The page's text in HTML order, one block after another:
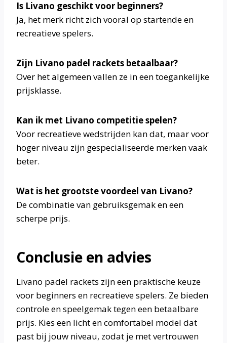
Is Livano geschikt voor beginners?
Ja, het merk richt zich vooral op startende en
recreatieve spelers.
Zijn Livano padel rackets betaalbaar?
Over het algemeen vallen ze in een toegankelijke
prijsklasse.
Kan ik met Livano competitie spelen?
Voor recreatieve wedstrijden kan dat, maar voor
hoger niveau zijn gespecialiseerde merken vaak
beter.
Wat is het grootste voordeel van Livano?
De combinatie van gebruiksgemak en een
scherpe prijs.
Conclusie en advies
Livano padel rackets zijn een praktische keuze
voor beginners en recreatieve spelers. Ze bieden
controle en speelgemak tegen een betaalbare
prijs. Kies een licht en comfortabel model dat
past bij jouw niveau, zodat je met vertrouwen